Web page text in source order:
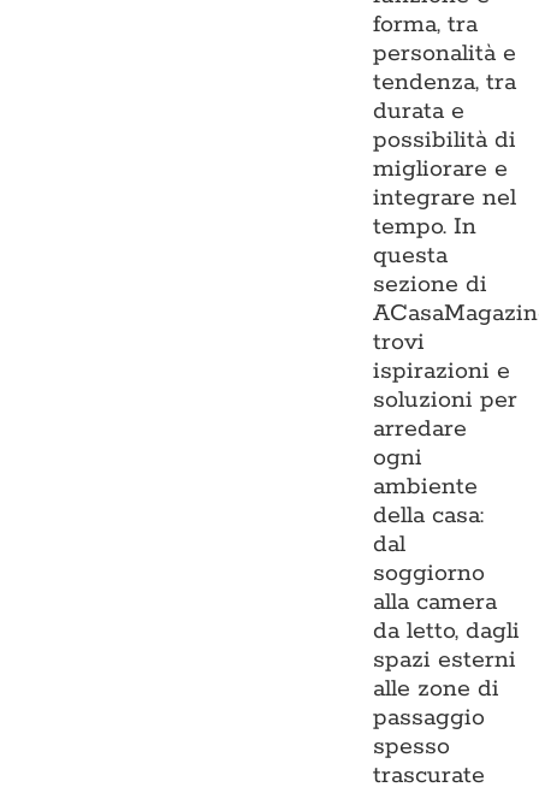
forma, tra
personalità e
tendenza, tra
durata e
possibilità di
migliorare e
integrare nel
tempo. In
questa
sezione di
trovi
ispirazioni e
soluzioni per
arredare
ogni
ambiente
della casa:
dal
soggiorno
alla camera
da letto, dagli
spazi esterni
alle zone di
passaggio
spesso
trascurate